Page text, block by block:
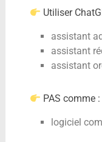
Utiliser
assistant
assistant
assistant
PAS comme :
logiciel